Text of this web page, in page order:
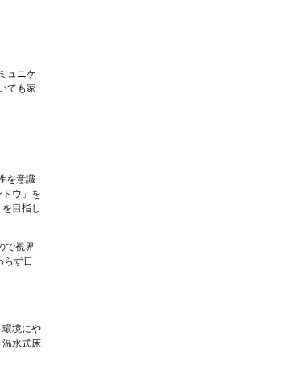
ュニケ
ても家
を意識
ウ」を
目指し
で視界
ず日
環境にや
温水式床